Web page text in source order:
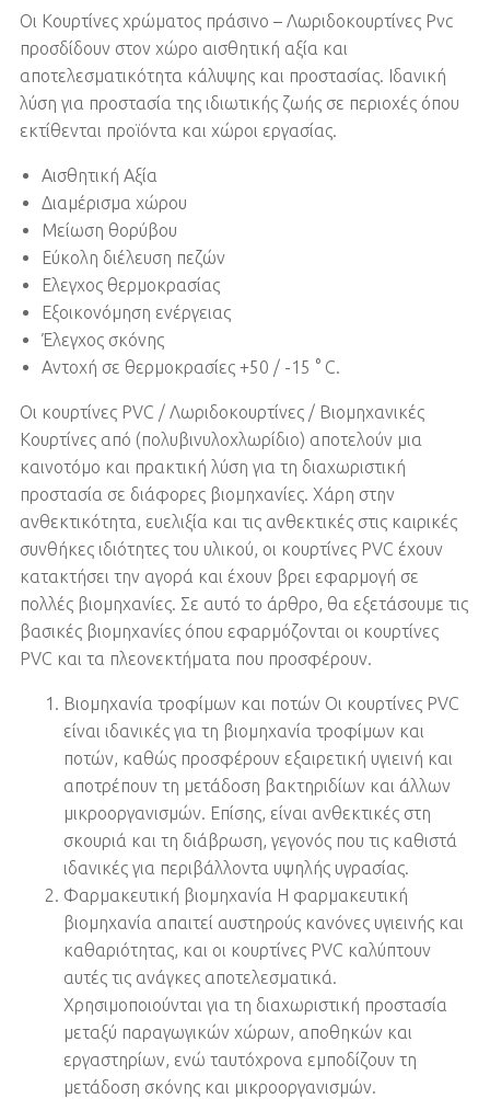
Οι Κουρτίνες χρώματος πράσινο – Λωριδοκουρτίνες Pvc
προσδίδουν στον χώρο αισθητική αξία και
αποτελεσματικότητα κάλυψης και προστασίας. Ιδανική
λύση για προστασία της ιδιωτικής ζωής σε περιοχές όπου
εκτίθενται προϊόντα και χώροι εργασίας.
Αισθητική Αξία
Διαμέρισμα χώρου
Μείωση θορύβου
Εύκολη διέλευση πεζών
Ελεγχος θερμοκρασίας
Εξοικονόμηση ενέργειας
Έλεγχος σκόνης
Αντοχή σε θερμοκρασίες +50 / -15 ° C.
Οι κουρτίνες PVC / Λωριδοκουρτίνες / Βιομηχανικές
Κουρτίνες από (πολυβινυλοχλωρίδιο) αποτελούν μια
καινοτόμο και πρακτική λύση για τη διαχωριστική
προστασία σε διάφορες βιομηχανίες. Χάρη στην
ανθεκτικότητα, ευελιξία και τις ανθεκτικές στις καιρικές
συνθήκες ιδιότητες του υλικού, οι κουρτίνες PVC έχουν
κατακτήσει την αγορά και έχουν βρει εφαρμογή σε
πολλές βιομηχανίες. Σε αυτό το άρθρο, θα εξετάσουμε τις
βασικές βιομηχανίες όπου εφαρμόζονται οι κουρτίνες
PVC και τα πλεονεκτήματα που προσφέρουν.
Βιομηχανία τροφίμων και ποτών Οι κουρτίνες PVC
είναι ιδανικές για τη βιομηχανία τροφίμων και
ποτών, καθώς προσφέρουν εξαιρετική υγιεινή και
αποτρέπουν τη μετάδοση βακτηριδίων και άλλων
μικροοργανισμών. Επίσης, είναι ανθεκτικές στη
σκουριά και τη διάβρωση, γεγονός που τις καθιστά
ιδανικές για περιβάλλοντα υψηλής υγρασίας.
Φαρμακευτική βιομηχανία Η φαρμακευτική
βιομηχανία απαιτεί αυστηρούς κανόνες υγιεινής και
καθαριότητας, και οι κουρτίνες PVC καλύπτουν
αυτές τις ανάγκες αποτελεσματικά.
Χρησιμοποιούνται για τη διαχωριστική προστασία
μεταξύ παραγωγικών χώρων, αποθηκών και
εργαστηρίων, ενώ ταυτόχρονα εμποδίζουν τη
μετάδοση σκόνης και μικροοργανισμών.